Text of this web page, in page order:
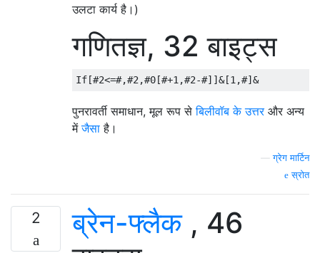
उलटा कार्य है।)
गणितज्ञ, 32 बाइट्स
पुनरावर्ती समाधान, मूल रूप सेबिलीवॉब के उत्तरऔर अन्य
मेंजैसा है।
—ग्रेग मार्टिन
स्रोत
2 ब्रेन-फ्लैक, 46